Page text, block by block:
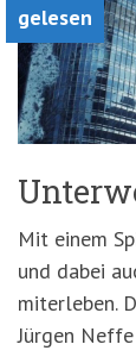
(Accesskey
'3')Zur
Suche
springen
(Accesskey
'2')
gelesen
Mit einem
und dabei
miterleben.
Jürgen Neffe